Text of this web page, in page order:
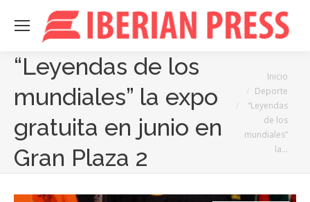
“Leyendas de los
mundiales” la expo
gratuita en junio en
Gran Plaza 2
Estás aquí:Inicio
Deporte
“Leyendas
de los
mundiales”
la…